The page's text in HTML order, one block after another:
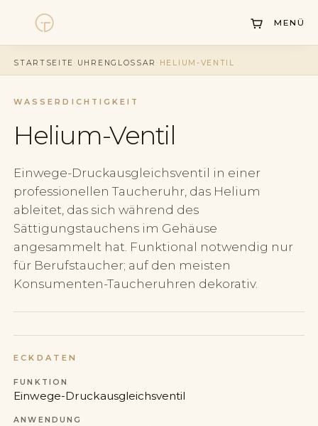
MENÜ
Uhren
Kollektionen
Uhrenankauf
Service
Geschichte
Horology Hub
Kontakt
STARTSEITE · UHRENGLOSSAR · HELIUM-VENTIL
WASSERDICHTIGKEIT
Helium-Ventil
Einwege-Druckausgleichsventil in einer
professionellen Taucheruhr, das Helium
ableitet, das sich während des
Sättigungstauchens im Gehäuse
angesammelt hat. Funktional notwendig nur
für Berufstaucher; auf den meisten
Konsumenten-Taucheruhren dekorativ.
ECKDATEN
FUNKTION
Einwege-Druckausgleichsventil
ANWENDUNG